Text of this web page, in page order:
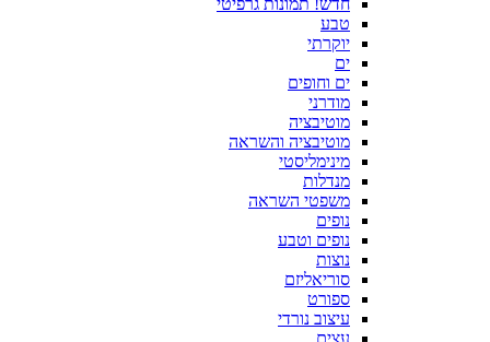
טבע
יוקרתי
ים
ים וחופים
מודרני
מוטיבציה
מוטיבציה והשראה
מינימליסטי
מנדלות
משפטי השראה
נופים
נופים וטבע
נוצות
סוריאליזם
ספורט
עיצוב נורדי
עצים